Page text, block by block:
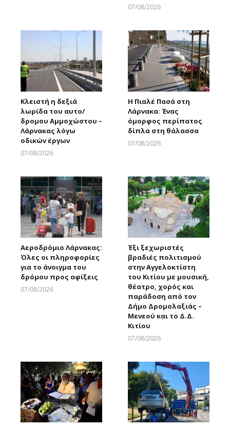
07/08/2026
Κλειστή η δεξιά
λωρίδα του αυτο/
δρομου Αμμοχώστου –
Λάρνακας λόγω
οδικών έργων
07/08/2026
Η Πιαλέ Πασά στη
Λάρνακα: Ένας
όμορφος περίπατος
δίπλα στη θάλασσα
07/08/2026
Αεροδρόμιο Λάρνακας:
Όλες οι πληροφορίες
για το άνοιγμα του
δρόμου προς αφίξεις
07/08/2026
Έξι ξεχωριστές
βραδιές πολιτισμού
στην Αγγελοκτίστη
του Κιτίου με μουσική,
θέατρο, χορός και
παράδοση από τον
Δήμο Δρομολαξιάς –
Μενεού και το Δ.Δ.
Κιτίου
07/08/2026